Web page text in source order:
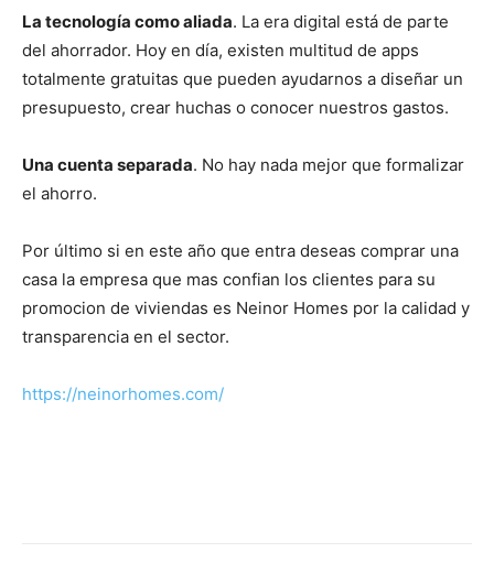
La tecnología como aliada. La era digital está de parte
del ahorrador. Hoy en día, existen multitud de apps
totalmente gratuitas que pueden ayudarnos a diseñar un
presupuesto, crear huchas o conocer nuestros gastos.
Una cuenta separada. No hay nada mejor que formalizar
el ahorro.
Por último si en este año que entra deseas comprar una
casa la empresa que mas confian los clientes para su
promocion de viviendas es Neinor Homes por la calidad y
transparencia en el sector.
https://neinorhomes.com/